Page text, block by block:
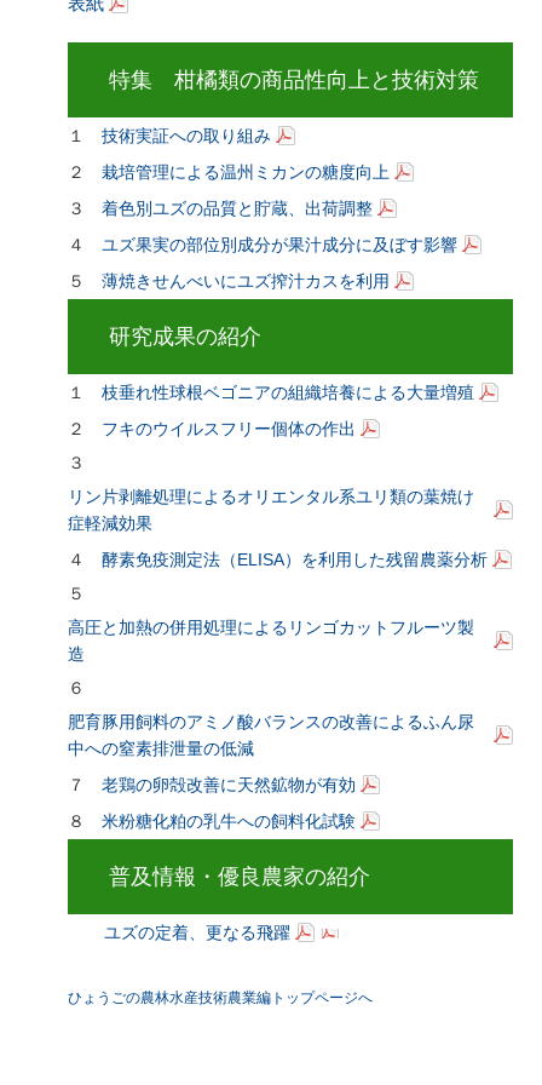
特集 柑橘類の商品性向上と技術対策
１ 技術実証への取り組み
２ 栽培管理による温州ミカンの糖度向上
３ 着色別ユズの品質と貯蔵、出荷調整
４ ユズ果実の部位別成分が果汁成分に及ぼす影響
５ 薄焼きせんべいにユズ搾汁カスを利用
研究成果の紹介
１ 枝垂れ性球根ベゴニアの組織培養による大量増殖
２ フキのウイルスフリー個体の作出
３
リン片剥離処理によるオリエンタル系ユリ類の葉焼け
症軽減効果
４ 酵素免疫測定法（ELISA）を利用した残留農薬分析
５
高圧と加熱の併用処理によるリンゴカットフルーツ製
造
６
肥育豚用飼料のアミノ酸バランスの改善によるふん尿
中への窒素排泄量の低減
７ 老鶏の卵殻改善に天然鉱物が有効
８ 米粉糖化粕の乳牛への飼料化試験
普及情報・優良農家の紹介
ユズの定着、更なる飛躍
ひょうごの農林水産技術農業編トップページへ